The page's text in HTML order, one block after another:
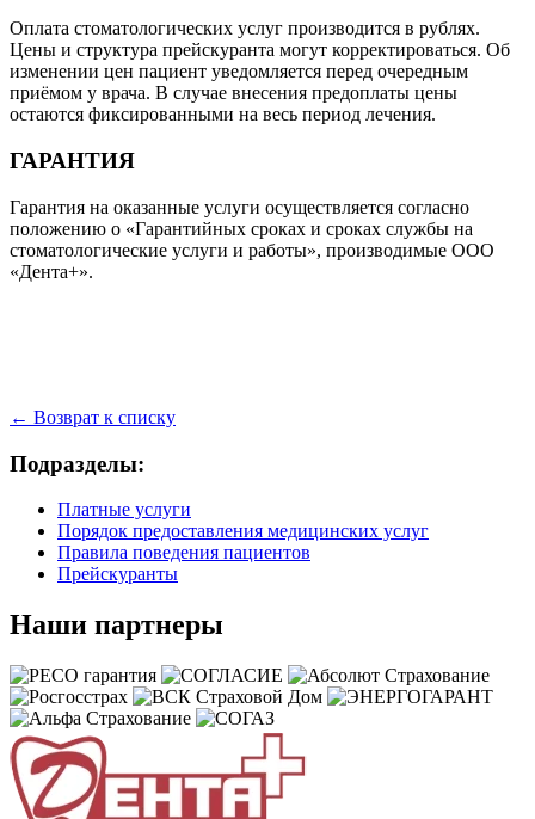
Оплата стоматологических услуг производится в рублях.
Цены и структура прейскуранта могут корректироваться. Об
изменении цен пациент уведомляется перед очередным
приёмом у врача. В случае внесения предоплаты цены
остаются фиксированными на весь период лечения.
ГАРАНТИЯ
Гарантия на оказанные услуги осуществляется согласно
положению о «Гарантийных сроках и сроках службы на
стоматологические услуги и работы», производимые ООО
«Дента+».
← Возврат к списку
Подразделы:
Платные услуги
Порядок предоставления медицинских услуг
Правила поведения пациентов
Прейскуранты
Наши партнеры